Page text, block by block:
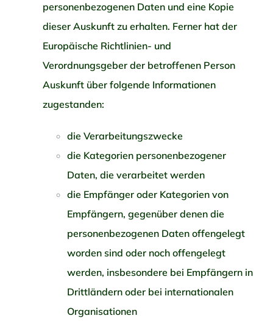
personenbezogenen Daten und eine Kopie
dieser Auskunft zu erhalten. Ferner hat der
Europäische Richtlinien- und
Verordnungsgeber der betroffenen Person
Auskunft über folgende Informationen
zugestanden:
die Verarbeitungszwecke
die Kategorien personenbezogener
Daten, die verarbeitet werden
die Empfänger oder Kategorien von
Empfängern, gegenüber denen die
personenbezogenen Daten offengelegt
worden sind oder noch offengelegt
werden, insbesondere bei Empfängern in
Drittländern oder bei internationalen
Organisationen